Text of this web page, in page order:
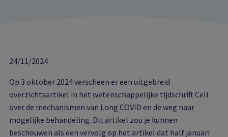
24/11/2024
Op 3 oktober 2024 verscheen er een uitgebreid
overzichtsartikel in het wetenschappelijke tijdschrift Cell
over de mechanismen van Long COVID en de weg naar
mogelijke behandeling. Dit artikel zou je kunnen
beschouwen als een vervolg op het artikel dat half januari